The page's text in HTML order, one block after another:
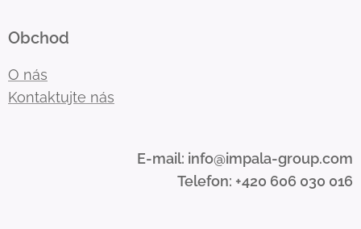
Obchod
O nás
Kontaktujte nás
E-mail: info@impala-group.com
Telefon: +420 606 030 016